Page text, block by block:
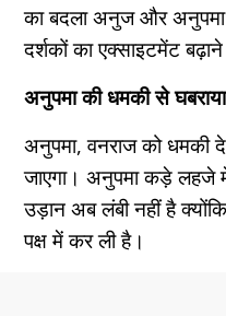
का बदला अनुज और अनुपमा
दर्शकों का एक्साइटमेंट बढ़ाने
अनुपमा की धमकी से
अनुपमा, वनराज को धमकी
जाएगा। अनुपमा कड़े लहजे
उड़ान अब लंबी नहीं है
पक्ष में कर ली है।